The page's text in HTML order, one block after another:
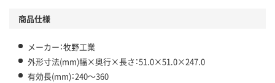
商品仕様
メーカー：牧野工業
外形寸法(mm)幅×奥行×長さ：51.0×51.0×247.0
有効長(mm)：240～360